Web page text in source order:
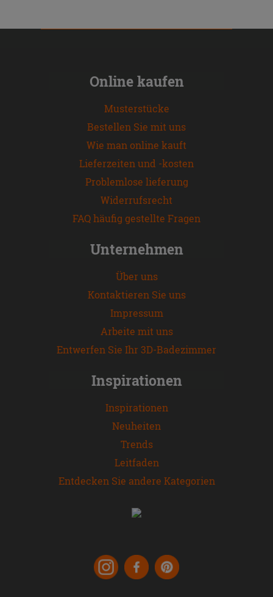
Online kaufen
Musterstücke
Bestellen Sie mit uns
Wie man online kauft
Lieferzeiten und -kosten
Problemlose lieferung
Widerrufsrecht
FAQ häufig gestellte Fragen
Unternehmen
Über uns
Kontaktieren Sie uns
Impressum
Arbeite mit uns
Entwerfen Sie Ihr 3D-Badezimmer
Inspirationen
Inspirationen
Neuheiten
Trends
Leitfaden
Entdecken Sie andere Kategorien